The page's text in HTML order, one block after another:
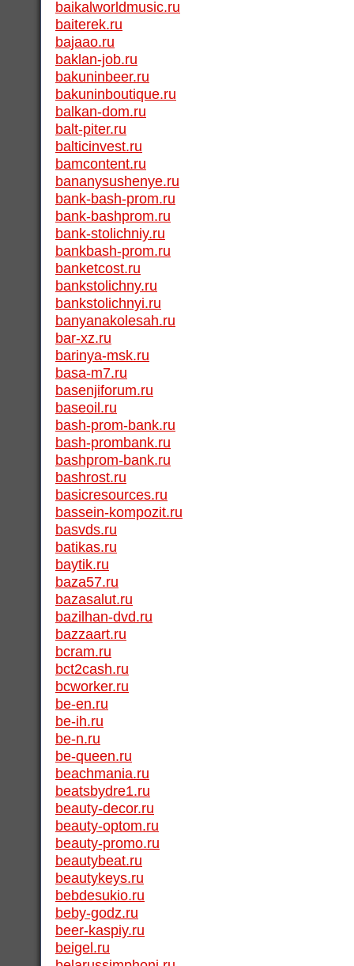
baikalworldmusic.ru
baiterek.ru
bajaao.ru
baklan-job.ru
bakuninbeer.ru
bakuninboutique.ru
balkan-dom.ru
balt-piter.ru
balticinvest.ru
bamcontent.ru
bananysushenye.ru
bank-bash-prom.ru
bank-bashprom.ru
bank-stolichniy.ru
bankbash-prom.ru
banketcost.ru
bankstolichny.ru
bankstolichnyi.ru
banyanakolesah.ru
bar-xz.ru
barinya-msk.ru
basa-m7.ru
basenjiforum.ru
baseoil.ru
bash-prom-bank.ru
bash-prombank.ru
bashprom-bank.ru
bashrost.ru
basicresources.ru
bassein-kompozit.ru
basvds.ru
batikas.ru
baytik.ru
baza57.ru
bazasalut.ru
bazilhan-dvd.ru
bazzaart.ru
bcram.ru
bct2cash.ru
bcworker.ru
be-en.ru
be-ih.ru
be-n.ru
be-queen.ru
beachmania.ru
beatsbydre1.ru
beauty-decor.ru
beauty-optom.ru
beauty-promo.ru
beautybeat.ru
beautykeys.ru
bebdesukio.ru
beby-godz.ru
beer-kaspiy.ru
beigel.ru